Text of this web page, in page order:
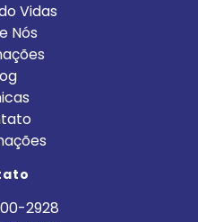
Vidas
Nós
2928